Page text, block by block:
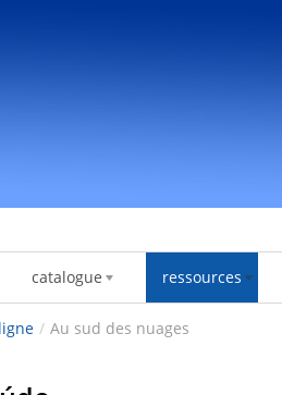
catalogue ressources
/ Au sud des nuages